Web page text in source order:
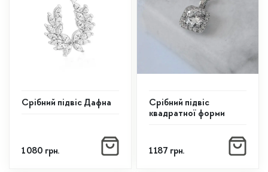
Срібний підвіс Дафна
1 080 грн.
Срібний підвіс
квадратної форми
1 187 грн.